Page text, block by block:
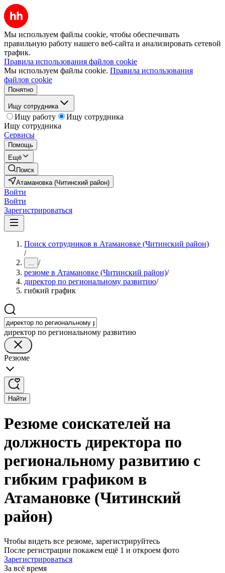
Мы используем файлы cookie, чтобы обеспечивать
правильную работу нашего веб-сайта и анализировать сетевой
трафик.
Правила использования файлов cookie
Мы используем файлы cookie. Правила использования
файлов cookie
Понятно
Ищу сотрудника
Ищу работу
Ищу сотрудника
Ищу сотрудника
Сервисы
Помощь
Ещё
Поиск
Атамановка (Читинский район)
Войти
Войти
Зарегистрироваться
Поиск сотрудников в Атамановке (Читинский район)
/
... /
резюме в Атамановке (Читинский район)/
директор по региональному развитию/
гибкий график
директор по региональному развитию
Резюме
Найти
Резюме соискателей на
должность директора по
региональному развитию с
гибким графиком в
Атамановке (Читинский
район)
Чтобы видеть все резюме, зарегистрируйтесь
После регистрации покажем ещё 1 и откроем фото
Зарегистрироваться
За всё время